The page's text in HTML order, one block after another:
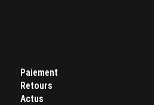
Paiement
Retours
Actus